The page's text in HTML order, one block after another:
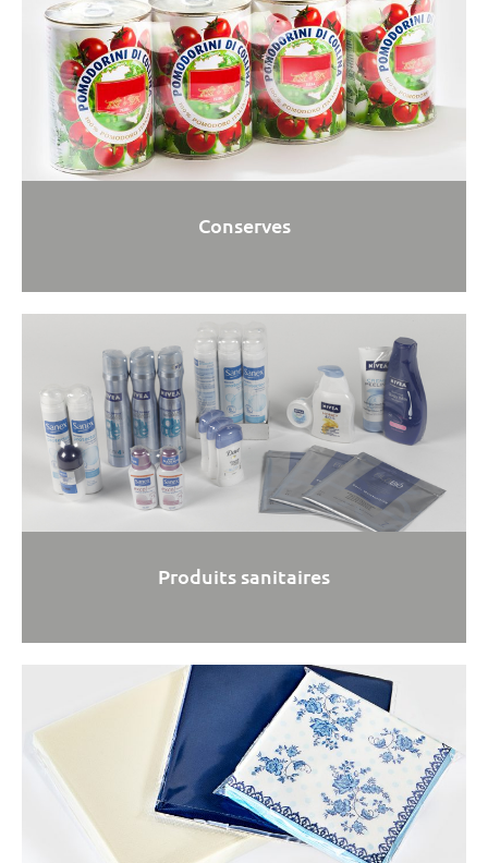
Conserves
Produits sanitaires